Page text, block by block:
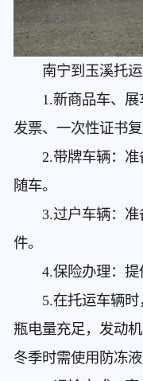
南宁到玉溪托运
1.新商品车、展
发票、一次性证书复
2.带牌车辆：准
随车。
3.过户车辆：准
件。
4.保险办理：提
5.在托运车辆时
瓶电量充足，发动
冬季时需使用防冻